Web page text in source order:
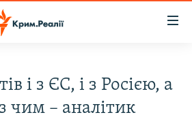
і з ЄС, і з Росією, а
чим – аналітик